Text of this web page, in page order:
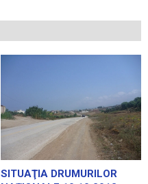
SITUAŢIA DRUMURILOR